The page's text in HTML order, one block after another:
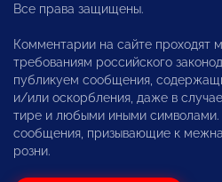
Все права защищены.
Комментарии на сайте проходят
требованиям российского
публикуем сообщения,
и/или оскорбления, даже в
тире и любыми иными символами.
сообщения, призывающие к
розни.